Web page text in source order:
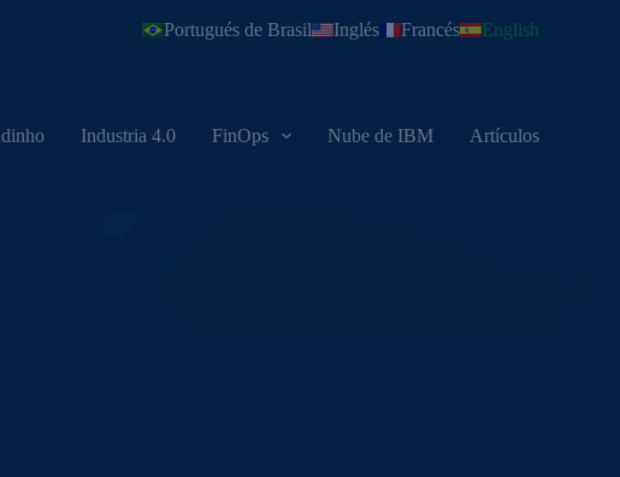
Portugués de Brasil Inglés Francés English
Industria 4.0 FinOps Nube de IBM Artículos